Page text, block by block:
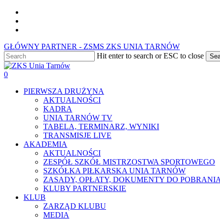
Skip
main
GŁÓWNY PARTNER - ZSMS ZKS UNIA TARNÓW
Hit enter to search or ESC to close
Close
Search
0
PIERWSZA DRUŻYNA
AKTUALNOŚCI
KADRA
UNIA TARNÓW TV
TABELA, TERMINARZ, WYNIKI
TRANSMISJE LIVE
AKADEMIA
AKTUALNOŚCI
ZESPÓŁ SZKÓŁ MISTRZOSTWA SPORTOWEGO
SZKÓŁKA PIŁKARSKA UNIA TARNÓW
ZASADY, OPŁATY, DOKUMENTY DO POBRANIA
KLUBY PARTNERSKIE
KLUB
ZARZĄD KLUBU
MEDIA